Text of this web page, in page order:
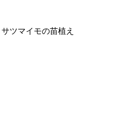
ツマイモの苗植え